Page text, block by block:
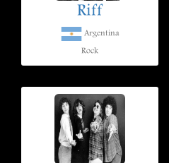
Riff
Argentina
Rock